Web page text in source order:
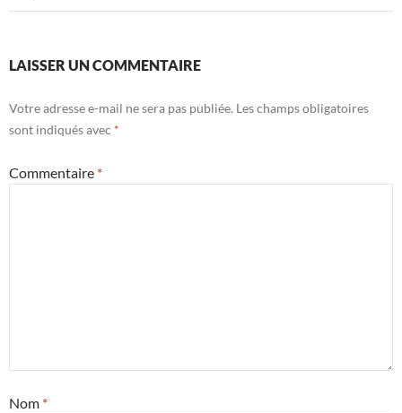
LAISSER UN COMMENTAIRE
Votre adresse e-mail ne sera pas publiée. Les champs obligatoires
sont indiqués avec *
Commentaire *
Nom *